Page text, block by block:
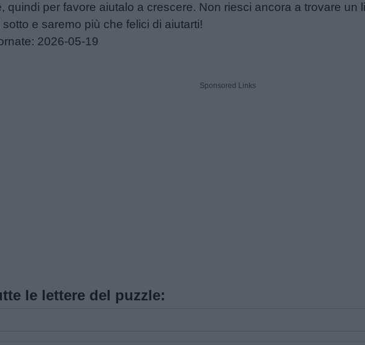
quindi per favore aiutalo a crescere. Non riesci ancora a trovare un
e saremo più che felici di aiutarti!
2026-05-19
Sponsored Links
le lettere del puzzle: